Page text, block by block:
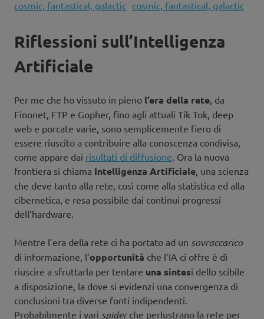
Riflessioni sull’Intelligenza
Artificiale
Per me che ho vissuto in pieno l’era della rete, da
Finonet, FTP e Gopher, fino agli attuali Tik Tok, deep
web e porcate varie, sono semplicemente fiero di
essere riuscito a contribuire alla conoscenza condivisa,
come appare dai risultati di diffusione. Ora la nuova
frontiera si chiama Intelligenza Artificiale, una scienza
che deve tanto alla rete, così come alla statistica ed alla
cibernetica, e resa possibile dai continui progressi
dell’hardware.
Mentre l’era della rete ci ha portato ad un sovraccarico
di informazione, l’opportunità che l’IA ci offre è di
riuscire a sfruttarla per tentare una sintesi dello scibile
a disposizione, la dove si evidenzi una convergenza di
conclusioni tra diverse fonti indipendenti.
Probabilmente i vari spiderche perlustrano la rete per